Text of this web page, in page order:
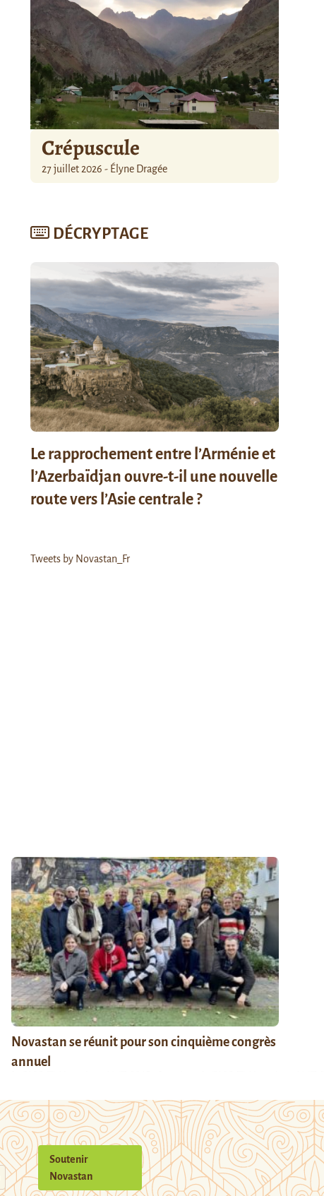
Crépuscule
27 juillet 2026 - Élyne Dragée
DÉCRYPTAGE
Le rapprochement entre l’Arménie et
l’Azerbaïdjan ouvre-t-il une nouvelle
route vers l’Asie centrale ?
Tweets by Novastan_Fr
Novastan se réunit pour son cinquième congrès
annuel
Soutenir
Novastan